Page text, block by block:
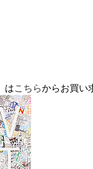
はこちらからお買い